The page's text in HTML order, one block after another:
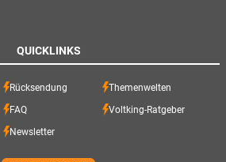
QUICKLINKS
Rücksendung Themenwelten
FAQ Voltking-Ratgeber
Newsletter